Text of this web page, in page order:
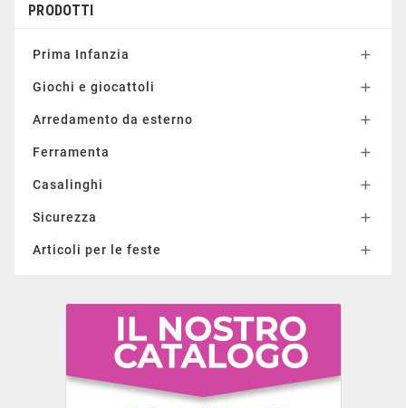
PRODOTTI
Prima Infanzia 
Giochi e giocattoli 
Arredamento da esterno 
Ferramenta 
Casalinghi 
Sicurezza 
Articoli per le feste 